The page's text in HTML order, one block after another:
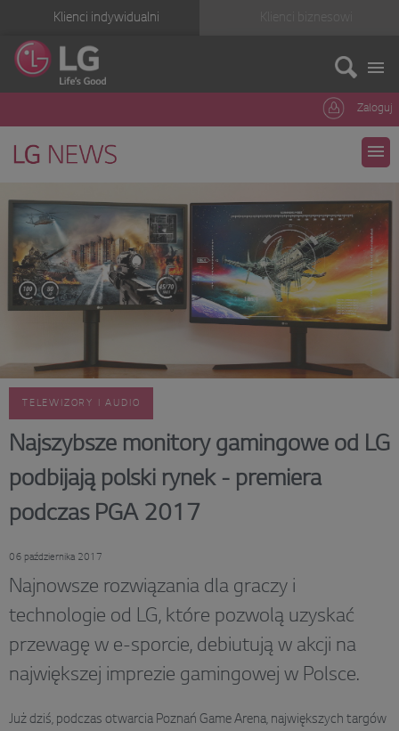
Klienci indywidualni
Zaloguj
TELEWIZORY I AUDIO
Najszybsze monitory gamingowe od LG
podbijają polski rynek - premiera
podczas PGA 2017
06 października 2017
Najnowsze rozwiązania dla graczy i
technologie od LG, które pozwolą uzyskać
przewagę w e-sporcie, debiutują w akcji na
największej imprezie gamingowej w Polsce.
Już dziś, podczas otwarcia Poznań Game Arena, największych targów